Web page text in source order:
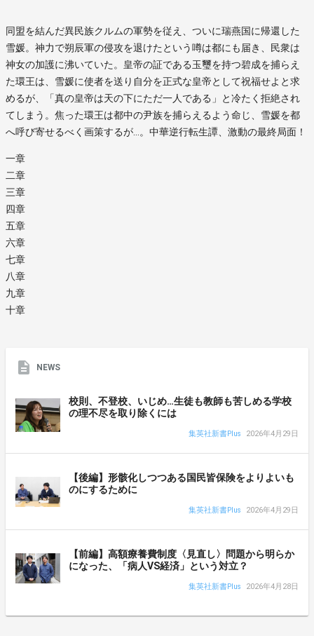
同盟を結んだ異民族クルムの軍勢を従え、ついに瑞燕国に帰還した
雪媛。神力で朔辰軍の侵攻を退けたという噂は都にも届き、民衆は
神女の加護に沸いていた。皇帝の証である玉璽を持つ碧成を捕らえ
た環王は、雪媛に使者を送り自分を正式な皇帝として祝福せよと求
めるが、「真の皇帝は天の下にただ一人である」と冷たく拒絶され
てしまう。焦った環王は都中の尹族を捕らえるよう命じ、雪媛を都
へ呼び寄せるべく画策するが…。中華逆行転生譚、激動の最終局面！
一章
二章
三章
四章
五章
六章
七章
八章
九章
十章
NEWS
校則、不登校、いじめ…生徒も教師も苦しめる学校
の理不尽を取り除くには
集英社新書Plus 2026年4月29日
【後編】形骸化しつつある国民皆保険をよりよいも
のにするために
集英社新書Plus 2026年4月29日
【前編】高額療養費制度〈見直し〉問題から明らか
になった、「病人VS経済」という対立？
集英社新書Plus 2026年4月28日